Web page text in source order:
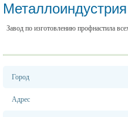
Металлоиндустрия
Завод по изготовлению профнастила
Город
Адрес